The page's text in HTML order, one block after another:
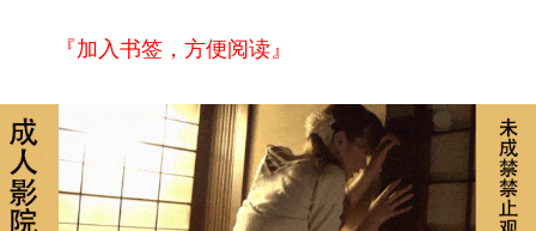
『加入书签，方便阅读』